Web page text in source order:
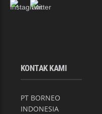
KONTAK KAMI
PT BORNEO
INDONESIA